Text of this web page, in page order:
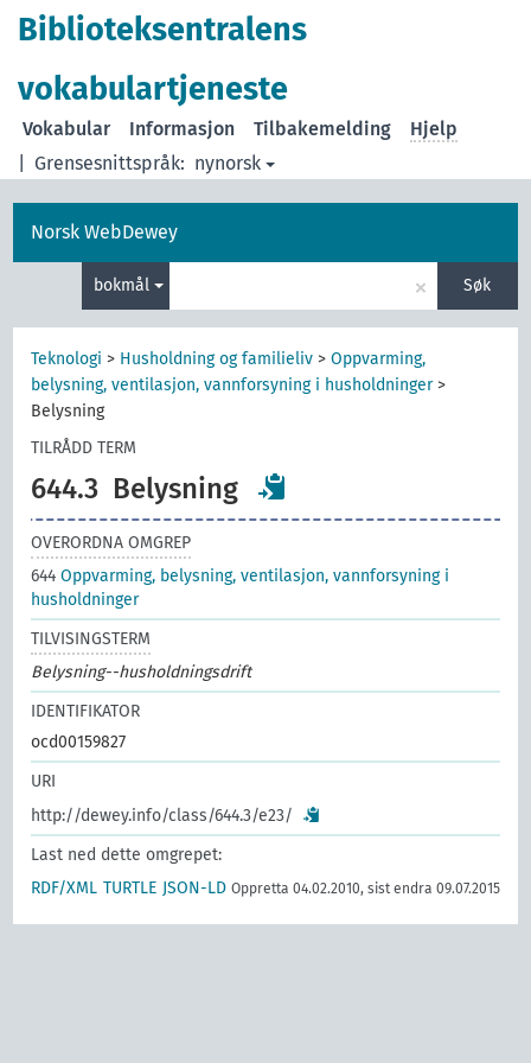
Biblioteksentralens
vokabulartjeneste
Grensesnittspråk: nynorsk
Vokabular Informasjon Tilbakemelding Hjelp
Norsk WebDewey
bokmål × Søk
Teknologi > Husholdning og familieliv >Oppvarming,
belysning, ventilasjon, vannforsyning i husholdninger>
Belysning
TILRÅDD TERM
644.3 Belysning
OVERORDNA OMGREP
644Oppvarming, belysning, ventilasjon, vannforsyning i
husholdninger
TILVISINGSTERM
Belysning--husholdningsdrift
IDENTIFIKATOR
ocd00159827
URI
http://dewey.info/class/644.3/e23/
Last ned dette omgrepet:
RDF/XML TURTLE JSON-LD Oppretta 04.02.2010, sist endra 09.07.2015